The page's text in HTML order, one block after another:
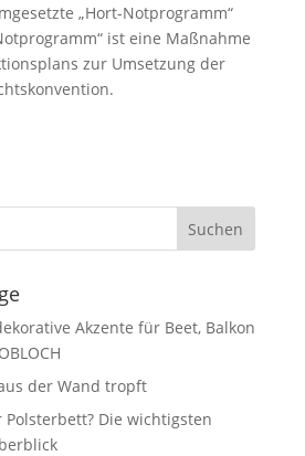
„Hort-Notprogramm“
ist eine Maßnahme
zur Umsetzung der
Akzente für Beet, Balkon
der Wand tropft
Die wichtigsten